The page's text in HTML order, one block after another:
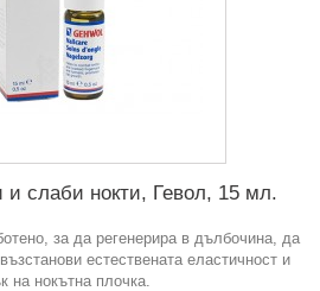
слаби нокти, Гевол, 15 мл.
за да регенерира в дълбочина, да
естествената еластичност и
на нокътна плочка.